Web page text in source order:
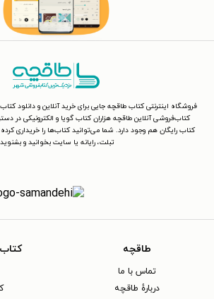
فروشگاه اینترنتی کتاب طاقچه جایی برای خرید آنلاین و دانلود
کتاب‌فروشی آنلاین طاقچه هزاران کتاب گویا و الکترونیکی در
کتاب رایگان هم وجود دارد. شما می‌توانید کتاب‌ها را خریداری کرده
تبلت، رایانه یا سایت بخوانید و
طاقچه
تماس با ما
دربارهٔ طاقچه